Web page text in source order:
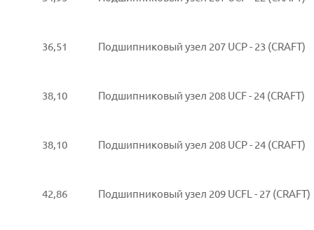
36,51 Подшипниковый узел 207 UCP - 23 (CRAFT)
38,10 Подшипниковый узел 208 UCF - 24 (CRAFT)
38,10 Подшипниковый узел 208 UCP - 24 (CRAFT)
42,86 Подшипниковый узел 209 UCFL - 27 (CRAFT)